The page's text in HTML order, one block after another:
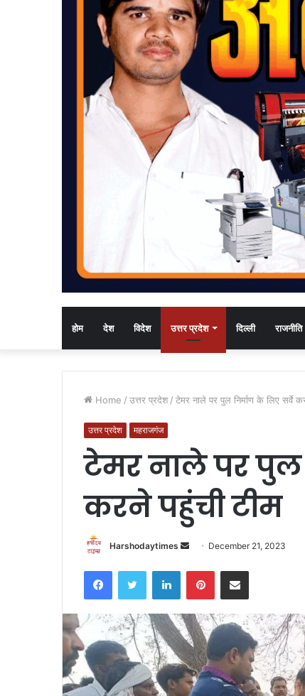
होम देश विदेश उत्तर प्रदेश दिल्ली राजनीति
Home / उत्तर प्रदेश / टेमर नाले पर पुल निर्माण के लिए सर्वे
उत्तर प्रदेश महराजगंज
टेमर नाले पर पुल
करने पहुंची टीम
Harshodaytimes
Send
email
December 21, 2023
FacebookTwitter LinkedInPinterestShare via Email